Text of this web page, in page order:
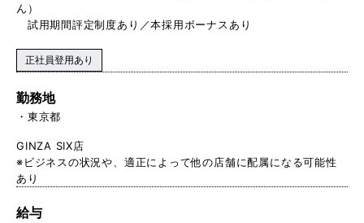
ん）
試用期間評定制度あり／本採用ボーナスあり
正社員登用あり
勤務地
東京都
GINZA SIX店
※ビジネスの状況や、適正によって他の店舗に配属になる可能性
あり
給与